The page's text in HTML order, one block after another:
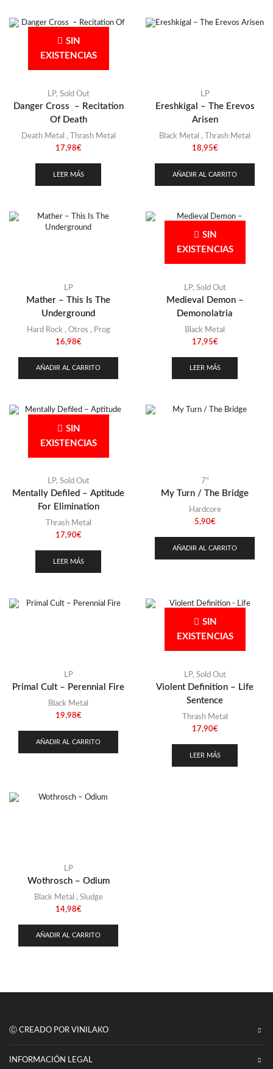
SIN
EXISTENCIAS
LP, Sold Out
Danger Cross – Recitation
Of Death
Death Metal ,
Thrash Metal
17,98€
LEER MÁS
LP
Ereshkigal – The Erevos
Arisen
Black Metal ,
Thrash Metal
18,95€
AÑADIR AL CARRITO
LP
Mather – This Is The
Underground
Hard Rock , Otros , Prog
16,98€
AÑADIR AL CARRITO
SIN
EXISTENCIAS
LP, Sold Out
Medieval Demon –
Demonolatria
Black Metal
17,95€
LEER MÁS
SIN
EXISTENCIAS
LP, Sold Out
Mentally Defiled – Aptitude
For Elimination
Thrash Metal
17,90€
LEER MÁS
7"
My Turn / The Bridge
Hardcore
5,90€
AÑADIR AL CARRITO
LP
Primal Cult – Perennial Fire
Black Metal
19,98€
AÑADIR AL CARRITO
SIN
EXISTENCIAS
LP, Sold Out
Violent Definition – Life
Sentence
Thrash Metal
17,90€
LEER MÁS
LP
Wothrosch – Odium
Black Metal , Sludge
14,98€
AÑADIR AL CARRITO
Ⓒ CREADO POR VINILAKO
INFORMACIÓN LEGAL